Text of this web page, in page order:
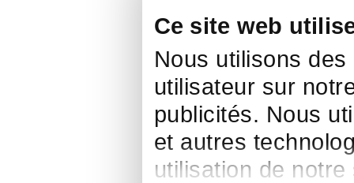
Ce site web
Nous utilisons
utilisateur sur
publicités. Nous
et autres
utilisation de notre